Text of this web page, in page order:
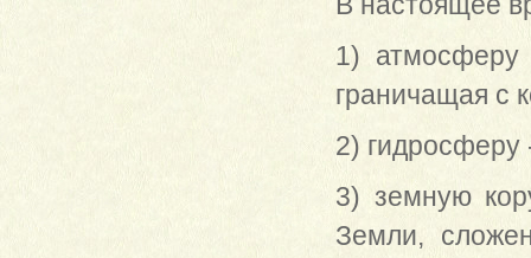
1) атмосферу
граничащая с
2) гидросферу
3) земную
Земли,